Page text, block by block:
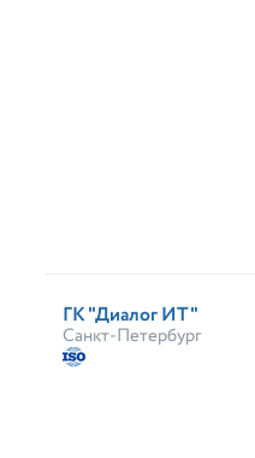
ГК "Диалог ИТ"
Санкт-Петербург